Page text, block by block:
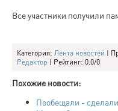
Все участники получили
Категория: Лента новостей |
Редактор | Рейтинг: 0.0/0
Похожие новости:
Пообещали - сделали